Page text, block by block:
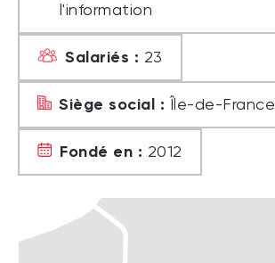
l'information
Salariés : 23
Siège social : Île-de-France
Fondé en : 2012